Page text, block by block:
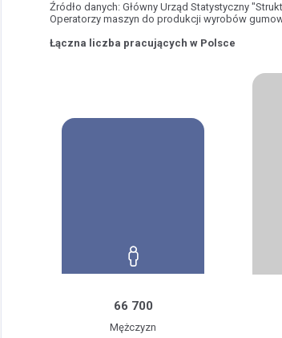
Źródło danych: Główny Urząd Statystyczny
Operatorzy maszyn do produkcji wyrobów
Łączna liczba pracujących w Polsce
66 700
Mężczyzn